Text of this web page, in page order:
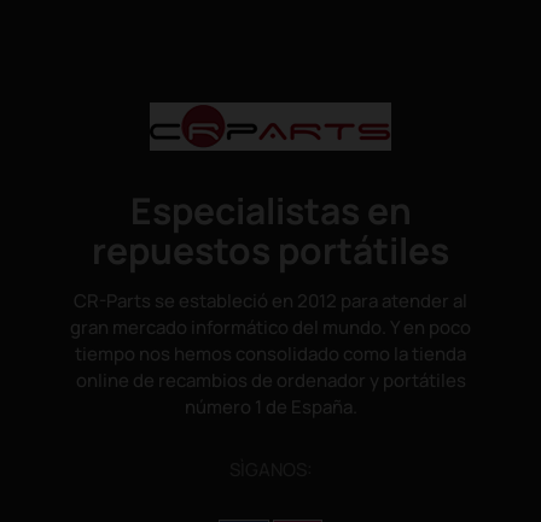
Especialistas en
repuestos portátiles
CR-Parts se estableció en 2012 para atender al
gran mercado informático del mundo. Y en poco
tiempo nos hemos consolidado como la tienda
online de recambios de ordenador y portátiles
número 1 de España.